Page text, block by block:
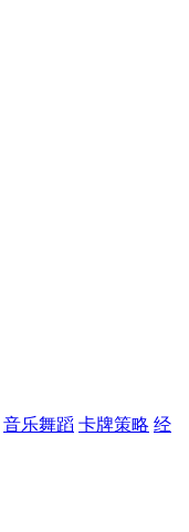
音乐舞蹈 卡牌策略 经